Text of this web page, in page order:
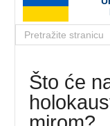
Što će